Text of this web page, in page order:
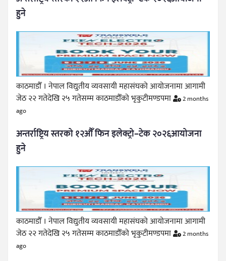
हुने
काठमाडौँ । नेपाल विद्युतीय व्यवसायी महासंघको आयोजनामा आगामी
जेठ २२ गतेदेखि २५ गतेसम्म काठमाडौँको भृकुटीमण्डपमा
2 months
ago
अन्तर्राष्ट्रिय स्तरको १२औँ फिन इलेक्ट्रो–टेक २०२६आयोजना
हुने
काठमाडौँ । नेपाल विद्युतीय व्यवसायी महासंघको आयोजनामा आगामी
जेठ २२ गतेदेखि २५ गतेसम्म काठमाडौँको भृकुटीमण्डपमा
2 months
ago